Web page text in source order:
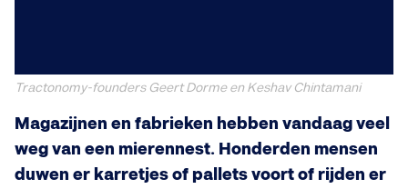
Tractonomy-founders Geert Dorme en Keshav Chintamani
Magazijnen en fabrieken hebben vandaag veel
weg van een mierennest. Honderden mensen
duwen er karretjes of pallets voort of rijden er